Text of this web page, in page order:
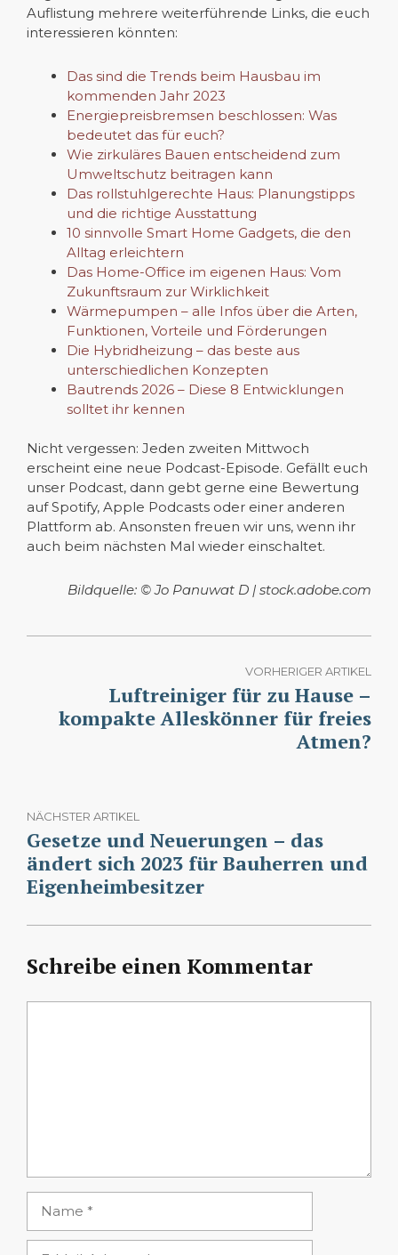
Auflistung mehrere weiterführende Links, die euch
interessieren könnten:
Das sind die Trends beim Hausbau im
kommenden Jahr 2023
Energiepreisbremsen beschlossen: Was
bedeutet das für euch?
Wie zirkuläres Bauen entscheidend zum
Umweltschutz beitragen kann
Das rollstuhlgerechte Haus: Planungstipps
und die richtige Ausstattung
10 sinnvolle Smart Home Gadgets, die den
Alltag erleichtern
Das Home-Office im eigenen Haus: Vom
Zukunftsraum zur Wirklichkeit
Wärmepumpen – alle Infos über die Arten,
Funktionen, Vorteile und Förderungen
Die Hybridheizung – das beste aus
unterschiedlichen Konzepten
Bautrends 2026 – Diese 8 Entwicklungen
solltet ihr kennen
Nicht vergessen: Jeden zweiten Mittwoch
erscheint eine neue Podcast-Episode. Gefällt euch
unser Podcast, dann gebt gerne eine Bewertung
auf Spotify, Apple Podcasts oder einer anderen
Plattform ab. Ansonsten freuen wir uns, wenn ihr
auch beim nächsten Mal wieder einschaltet.
Bildquelle: © Jo Panuwat D | stock.adobe.com
VORHERIGER ARTIKEL
Luftreiniger für zu Hause –
kompakte Alleskönner für freies
Atmen?
NÄCHSTER ARTIKEL
Gesetze und Neuerungen – das
ändert sich 2023 für Bauherren und
Eigenheimbesitzer
Schreibe einen Kommentar